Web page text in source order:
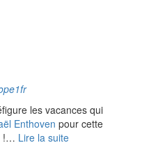
les vacances qui
Enthoven pour cette
!… Lire la suite